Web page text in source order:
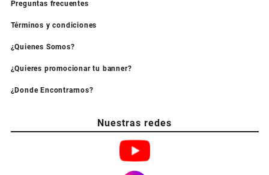
Preguntas frecuentes
Términos y condiciones
¿Quienes Somos?
¿Quieres promocionar tu banner?
¿Donde Encontrarnos?
Nuestras redes